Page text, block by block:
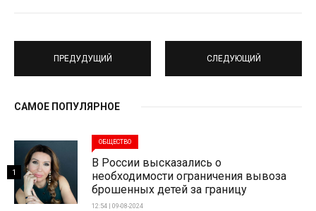
ПРЕДУДУЩИЙ СЛЕДУЮЩИЙ
САМОЕ ПОПУЛЯРНОЕ
ОБЩЕСТВО
В России высказались о
необходимости ограничения вывоза
брошенных детей за границу
12:54 | 09-08-2024
1